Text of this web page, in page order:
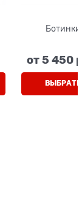
Ботинки
черный
молния/
от5 450
ВЫБРАТЬ